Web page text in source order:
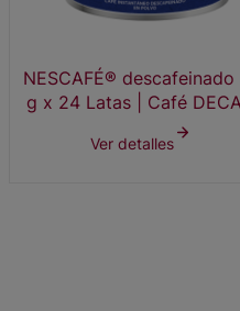
NESCAFÉ® descafeinado
g x 24 Latas | Café
por mayor
Ver detalles